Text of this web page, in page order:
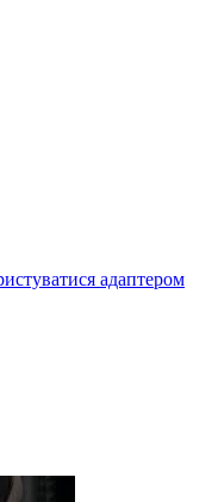
адаптером